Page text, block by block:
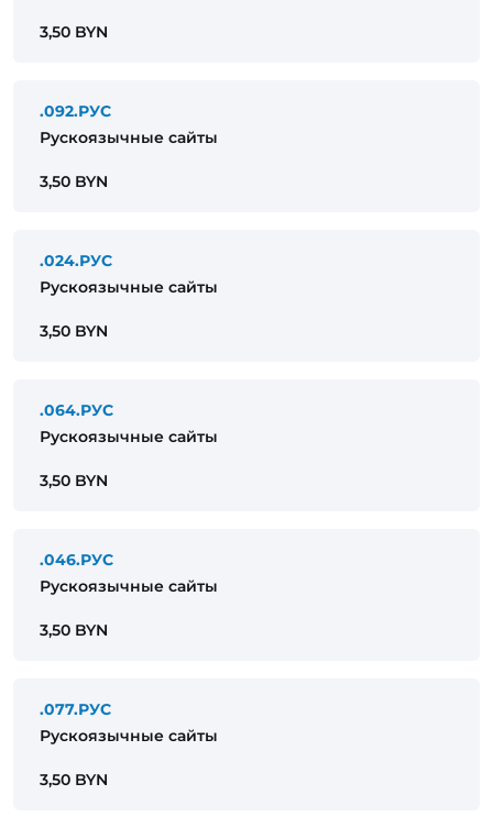
3,50 BYN
.092.РУС
Рускоязычные сайты
3,50 BYN
.024.РУС
Рускоязычные сайты
3,50 BYN
.064.РУС
Рускоязычные сайты
3,50 BYN
.046.РУС
Рускоязычные сайты
3,50 BYN
.077.РУС
Рускоязычные сайты
3,50 BYN